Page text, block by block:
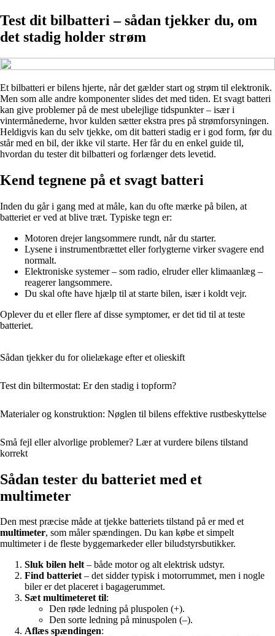
Test dit bilbatteri – sådan tjekker du, om
det stadig holder strøm
Et bilbatteri er bilens hjerte, når det gælder start og strøm til elektronik.
Men som alle andre komponenter slides det med tiden. Et svagt batteri
kan give problemer på de mest ubelejlige tidspunkter – især i
vintermånederne, hvor kulden sætter ekstra pres på strømforsyningen.
Heldigvis kan du selv tjekke, om dit batteri stadig er i god form, før du
står med en bil, der ikke vil starte. Her får du en enkel guide til,
hvordan du tester dit bilbatteri og forlænger dets levetid.
Kend tegnene på et svagt batteri
Inden du går i gang med at måle, kan du ofte mærke på bilen, at
batteriet er ved at blive træt. Typiske tegn er:
Motoren drejer langsommere rundt, når du starter.
Lysene i instrumentbrættet eller forlygterne virker svagere end
normalt.
Elektroniske systemer – som radio, elruder eller klimaanlæg –
reagerer langsommere.
Du skal ofte have hjælp til at starte bilen, især i koldt vejr.
Oplever du et eller flere af disse symptomer, er det tid til at teste
batteriet.
Sådan tjekker du for olielækage efter et olieskift
Test din biltermostat: Er den stadig i topform?
Materialer og konstruktion: Nøglen til bilens effektive rustbeskyttelse
Små fejl eller alvorlige problemer? Lær at vurdere bilens tilstand
korrekt
Sådan tester du batteriet med et
multimeter
Den mest præcise måde at tjekke batteriets tilstand på er med et
multimeter, som måler spændingen. Du kan købe et simpelt
multimeter i de fleste byggemarkeder eller biludstyrsbutikker.
Sluk bilen helt– både motor og alt elektrisk udstyr.
Find batteriet– det sidder typisk i motorrummet, men i nogle
biler er det placeret i bagagerummet.
Sæt multimeteret til:
Den røde ledning på pluspolen (+).
Den sorte ledning på minuspolen (–).
Aflæs spændingen: